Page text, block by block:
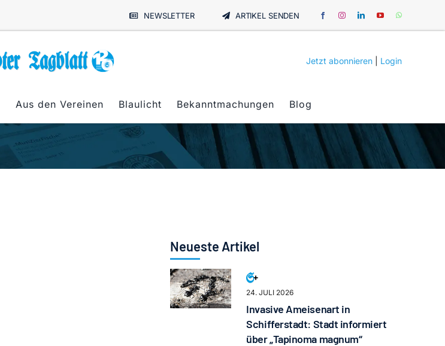
NEWSLETTER ARTIKEL SENDEN
Jetzt abonnieren Login
Aus den Vereinen Blaulicht Bekanntmachungen Blog
Neueste Artikel
24. JULI 2026
Invasive Ameisenart in
Schifferstadt: Stadt informiert
über „Tapinoma magnum“